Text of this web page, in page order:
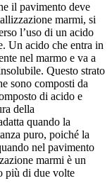
il pavimento deve
marmi, si
l’uso di un acido
Un acido che entra in
nel marmo e va a
Questo strato
sono composti da
di acido e
della
quando la
puro, poiché la
nel pavimento
marmi è un
più di due volte